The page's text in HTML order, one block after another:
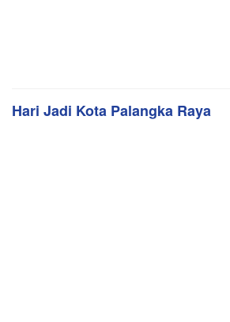
Hari Jadi Kota Palangka Raya